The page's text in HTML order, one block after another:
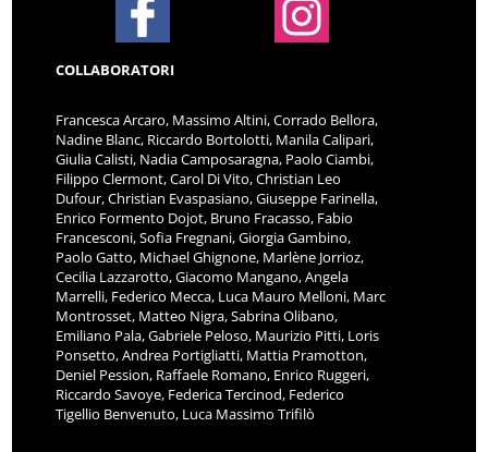
COLLABORATORI
Francesca Arcaro, Massimo Altini, Corrado Bellora,
Nadine Blanc, Riccardo Bortolotti, Manila Calipari,
Giulia Calisti, Nadia Camposaragna, Paolo Ciambi,
Filippo Clermont, Carol Di Vito, Christian Leo
Dufour, Christian Evaspasiano, Giuseppe Farinella,
Enrico Formento Dojot, Bruno Fracasso, Fabio
Francesconi, Sofia Fregnani, Giorgia Gambino,
Paolo Gatto, Michael Ghignone, Marlène Jorrioz,
Cecilia Lazzarotto, Giacomo Mangano, Angela
Marrelli, Federico Mecca, Luca Mauro Melloni, Marc
Montrosset, Matteo Nigra, Sabrina Olibano,
Emiliano Pala, Gabriele Peloso, Maurizio Pitti, Loris
Ponsetto, Andrea Portigliatti, Mattia Pramotton,
Deniel Pession, Raffaele Romano, Enrico Ruggeri,
Riccardo Savoye, Federica Tercinod, Federico
Tigellio Benvenuto, Luca Massimo Trifilò